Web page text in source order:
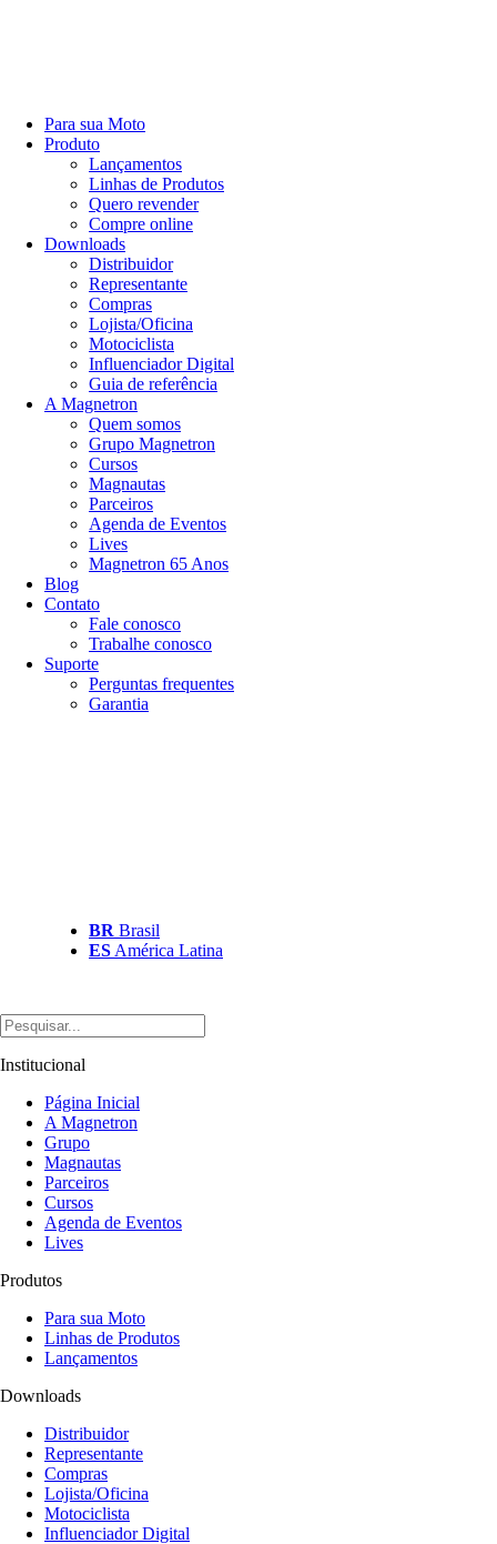
Para sua Moto
Produto
Lançamentos
Linhas de Produtos
Quero revender
Compre online
Downloads
Distribuidor
Representante
Compras
Lojista/Oficina
Motociclista
Influenciador Digital
Guia de referência
A Magnetron
Quem somos
Grupo Magnetron
Cursos
Magnautas
Parceiros
Agenda de Eventos
Lives
Magnetron 65 Anos
Blog
Contato
Fale conosco
Trabalhe conosco
Suporte
Perguntas frequentes
Garantia
BR Brasil
ES América Latina
Institucional
Página Inicial
A Magnetron
Grupo
Magnautas
Parceiros
Cursos
Agenda de Eventos
Lives
Produtos
Para sua Moto
Linhas de Produtos
Lançamentos
Downloads
Distribuidor
Representante
Compras
Lojista/Oficina
Motociclista
Influenciador Digital